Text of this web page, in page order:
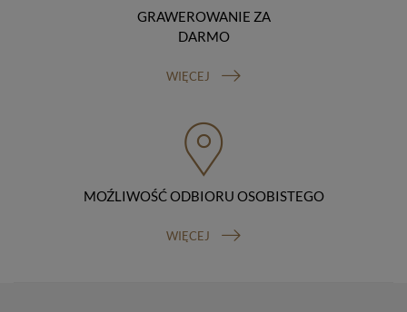
abyśmy je usunęli), prawo do ograniczenia
przetwarzania danych (możesz zażądać, abyśmy
ograniczyli przetwarzanie Twoich danych osobowych
uzgodnionych z Tobą działań, jeżeli Twoim zdaniem
sprzeciwu wobec przetwarzania danych, prawo do
przenoszenia danych, prawo do wniesienia skargi do
organu nadzorczego (Prezesa Urzędu Ochrony Danych
Osobowych, ul. Stawki 2, 00-193 Warszawa) oraz
prawo do cofnięcia zgody na przetwarzanie danych
przetwarzanie danych w dowolnym momencie;
GRAWEROWANIE ZA
DARMO
WIĘCEJ
MOŹLIWOŚĆ ODBIORU OSOBISTEGO
WIĘCEJ